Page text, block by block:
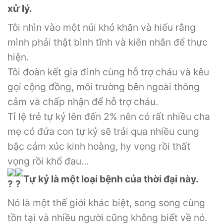
xử lý.
Tôi nhìn vào một núi khó khăn và hiểu rằng
mình phải thật bình tĩnh và kiên nhẫn để thực
hiện.
Tôi đoàn kết gia đình cùng hỗ trợ cháu và kêu
gọi cộng đồng, môi trường bên ngoài thông
cảm và chấp nhận để hỗ trợ cháu.
Tỉ lệ trẻ tự kỷ lên đến 2% nên có rất nhiều cha
mẹ có đứa con tự kỷ sẽ trải qua nhiều cung
bậc cảm xúc kinh hoàng, hy vọng rồi thất
vọng rồi khổ đau…
Tự kỷ là một loại bệnh của thời đại này.
Nó là một thế giới khác biệt, song song cùng
tồn tại và nhiều người cũng không biết về nó.